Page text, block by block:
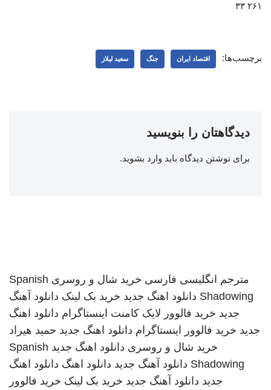
۲۶۱ ۳۳
برچسب‌ها: اقتصاد ایران جنگ سعید لیلاز
دیدگاهتان را بنویسید
برای نوشتن دیدگاه باید وارد بشوید.
مترجم انگلیسی فارسی خرید شال و روسری Spanish
Shadowing دانلود اهنگ جدید خرید بک لینک دانلود آهنگ
جدید خرید فالوور لایک کامنت اینستاگرام دانلود اهنگ
جدید خرید فالوور اینستاگرام دانلود اهنگ جدید حمید هیراد
خرید شال و روسری دانلود اهنگ جدید Spanish
Shadowing دانلود آهنگ جدید دانلود اهنگ دانلود اهنگ
جدید دانلود آهنگ جدید خرید بک لینک خرید فالوور